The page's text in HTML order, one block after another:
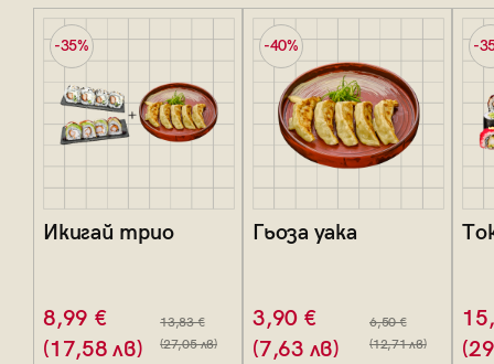
-35%
Икигай трио
8,99 €
(17,58 лв)
13,83 €
(27,05 лв)
-40%
Гьоза уака
3,90 €
(7,63 лв)
6,50 €
(12,71 лв)
-